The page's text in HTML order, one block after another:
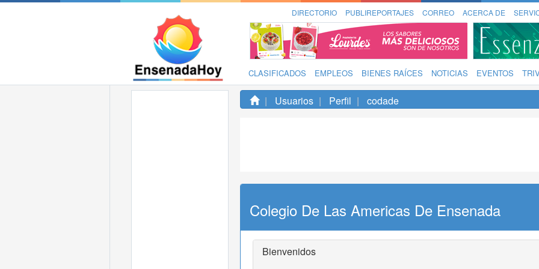
DIRECTORIO PUBLIREPORTAJES CORREO ACERCA DE
CLASIFICADOS EMPLEOS BIENES RAÍCES NOTICIAS EVENTOS
Usuarios Perfil codade
Colegio De Las Americas De Ensenada
Bienvenidos